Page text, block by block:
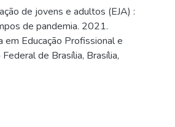
de jovens e adultos (EJA) :
de pandemia. 2021.
em Educação Profissional e
de Brasília, Brasília,